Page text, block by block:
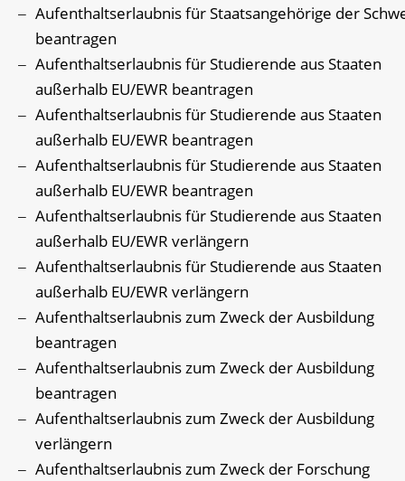
Aufenthaltserlaubnis für Staatsangehörige der
beantragen
Aufenthaltserlaubnis für Studierende aus Staaten
außerhalb EU/EWR beantragen
Aufenthaltserlaubnis für Studierende aus Staaten
außerhalb EU/EWR beantragen
Aufenthaltserlaubnis für Studierende aus Staaten
außerhalb EU/EWR beantragen
Aufenthaltserlaubnis für Studierende aus Staaten
außerhalb EU/EWR verlängern
Aufenthaltserlaubnis für Studierende aus Staaten
außerhalb EU/EWR verlängern
Aufenthaltserlaubnis zum Zweck der Ausbildung
beantragen
Aufenthaltserlaubnis zum Zweck der Ausbildung
beantragen
Aufenthaltserlaubnis zum Zweck der Ausbildung
verlängern
Aufenthaltserlaubnis zum Zweck der Forschung